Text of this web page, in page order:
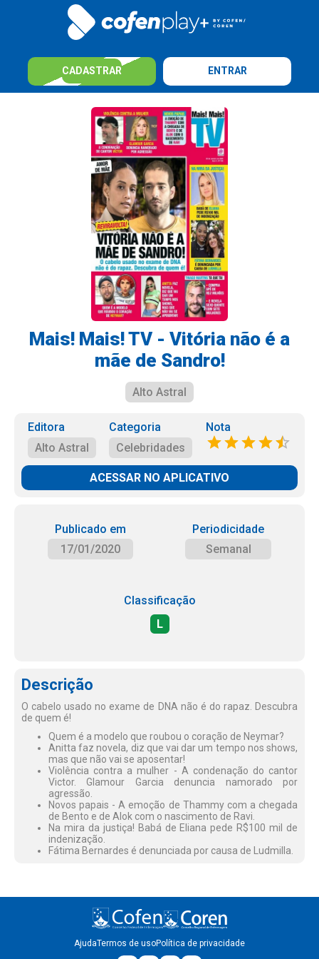
CADASTRAR ENTRAR
Mais! Mais! TV - Vitória não é a
mãe de Sandro!
Alto Astral
Editora
Alto Astral
Categoria
Celebridades
Nota
ACESSAR NO APLICATIVO
Publicado em
17/01/2020
Periodicidade
Semanal
Classificação
L
Descrição
O cabelo usado no exame de DNA não é do rapaz. Descubra
de quem é!
Quem é a modelo que roubou o coração de Neymar?
Anitta faz novela, diz que vai dar um tempo nos shows,
mas que não vai se aposentar!
Violência contra a mulher - A condenação do cantor
Victor. Glamour Garcia denuncia namorado por
agressão.
Novos papais - A emoção de Thammy com a chegada
de Bento e de Alok com o nascimento de Ravi.
Na mira da justiça! Babá de Eliana pede R$100 mil de
indenização.
Fátima Bernardes é denunciada por causa de Ludmilla.
AjudaTermos de usoPolítica de privacidade